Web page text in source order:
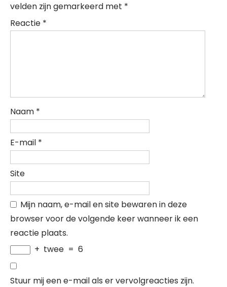
velden zijn gemarkeerd met *
Reactie *
Naam *
E-mail *
Site
Mijn naam, e-mail en site bewaren in deze
browser voor de volgende keer wanneer ik een
reactie plaats.
+ twee = 6
Stuur mij een e-mail als er vervolgreacties zijn.